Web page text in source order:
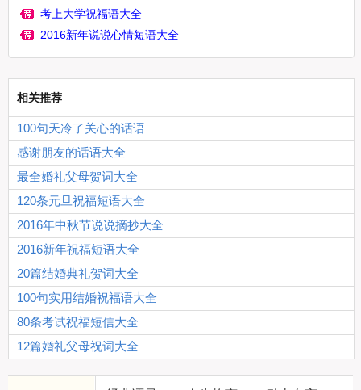
考上大学祝福语大全
2016新年说说心情短语大全
相关推荐
100句天冷了关心的话语
感谢朋友的话语大全
最全婚礼父母贺词大全
120条元旦祝福短语大全
2016年中秋节说说摘抄大全
2016新年祝福短语大全
20篇结婚典礼贺词大全
100句实用结婚祝福语大全
80条考试祝福短信大全
12篇婚礼父母祝词大全